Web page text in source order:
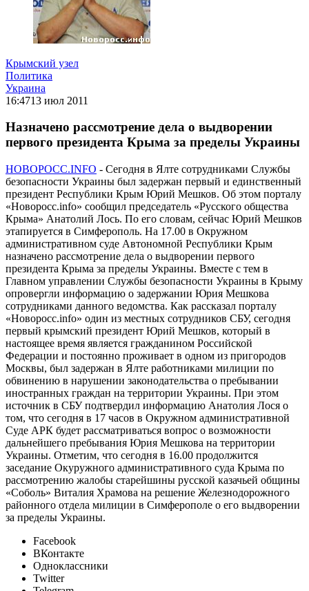
Крымский узел
Политика
Украина
16:4713 июл 2011
Назначено рассмотрение дела о выдворении
первого президента Крыма за пределы Украины
НОВОРОСС.INFO - Сегодня в Ялте сотрудниками Службы
безопасности Украины был задержан первый и единственный
президент Республики Крым Юрий Мешков. Об этом порталу
«Новоросс.info» сообщил председатель «Русского общества
Крыма» Анатолий Лось. По его словам, сейчас Юрий Мешков
этапируется в Симферополь. На 17.00 в Окружном
административном суде Автономной Республики Крым
назначено рассмотрение дела о выдворении первого
президента Крыма за пределы Украины. Вместе с тем в
Главном управлении Службы безопасности Украины в Крыму
опровергли информацию о задержании Юрия Мешкова
сотрудниками данного ведомства. Как рассказал порталу
«Новоросс.info» один из местных сотрудников СБУ, сегодня
первый крымский президент Юрий Мешков, который в
настоящее время является гражданином Российской
Федерации и постоянно проживает в одном из пригородов
Москвы, был задержан в Ялте работниками милиции по
обвинению в нарушении законодательства о пребывании
иностранных граждан на территории Украины. При этом
источник в СБУ подтвердил информацию Анатолия Лося о
том, что сегодня в 17 часов в Окружном административной
Суде АРК будет рассматриваться вопрос о возможности
дальнейшего пребывания Юрия Мешкова на территории
Украины. Отметим, что сегодня в 16.00 продолжится
заседание Окуружного административного суда Крыма по
рассмотрению жалобы старейшины русской казачьей общины
«Соболь» Виталия Храмова на решение Железнодорожного
районного отдела милиции в Симферополе о его выдворении
за пределы Украины.
Facebook
ВКонтакте
Одноклассники
Twitter